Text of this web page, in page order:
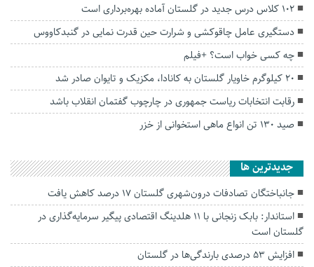
۱۰۲ کلاس درس جدید در گلستان آماده بهره‌برداری است
دستگیری عامل چاقوکشی و شرارت حین قدرت نمایی در گنبدکاووس
چه کسی‌ خواب‌ است؟ +فیلم
۲۰ کیلوگرم خاویار گلستان به کانادا، مکزیک و تایوان صادر شد
رقابت انتخابات ریاست جمهوری در چارچوب گفتمان انقلاب باشد
صید ۱۳۰ تن انواع ماهی استخوانی از خزر
جديدترين ها
جانباختگان تصادفات درون‌شهری گلستان ۱۷ درصد کاهش یافت
استاندار: بابک زنجانی با ۱۱ هلدینگ اقتصادی پیگیر سرمایه‌گذاری در
گلستان است
افزایش ۵۳ درصدی بارندگی‌ها در گلستان